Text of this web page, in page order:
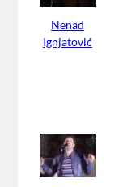
Nenad
Ignjatović